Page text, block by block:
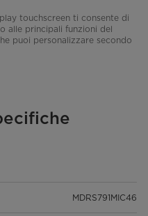
touchscreen ti consente di
alle principali funzioni del
puoi personalizzare secondo
MDRS791MIC46